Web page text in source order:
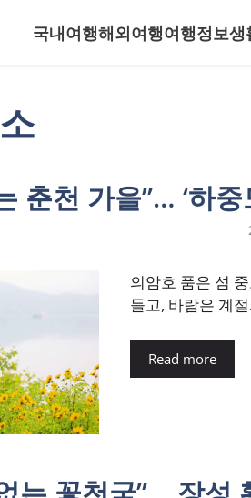
국내여행해외여행여행정보생
춘천 가을”… ‘하
의암호 품은 섬
들고, 바람은 계
Read more